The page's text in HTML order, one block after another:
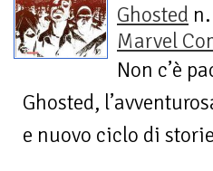
Ghosted
Marvel
Non c’è
Ghosted,
e nuovo ciclo di